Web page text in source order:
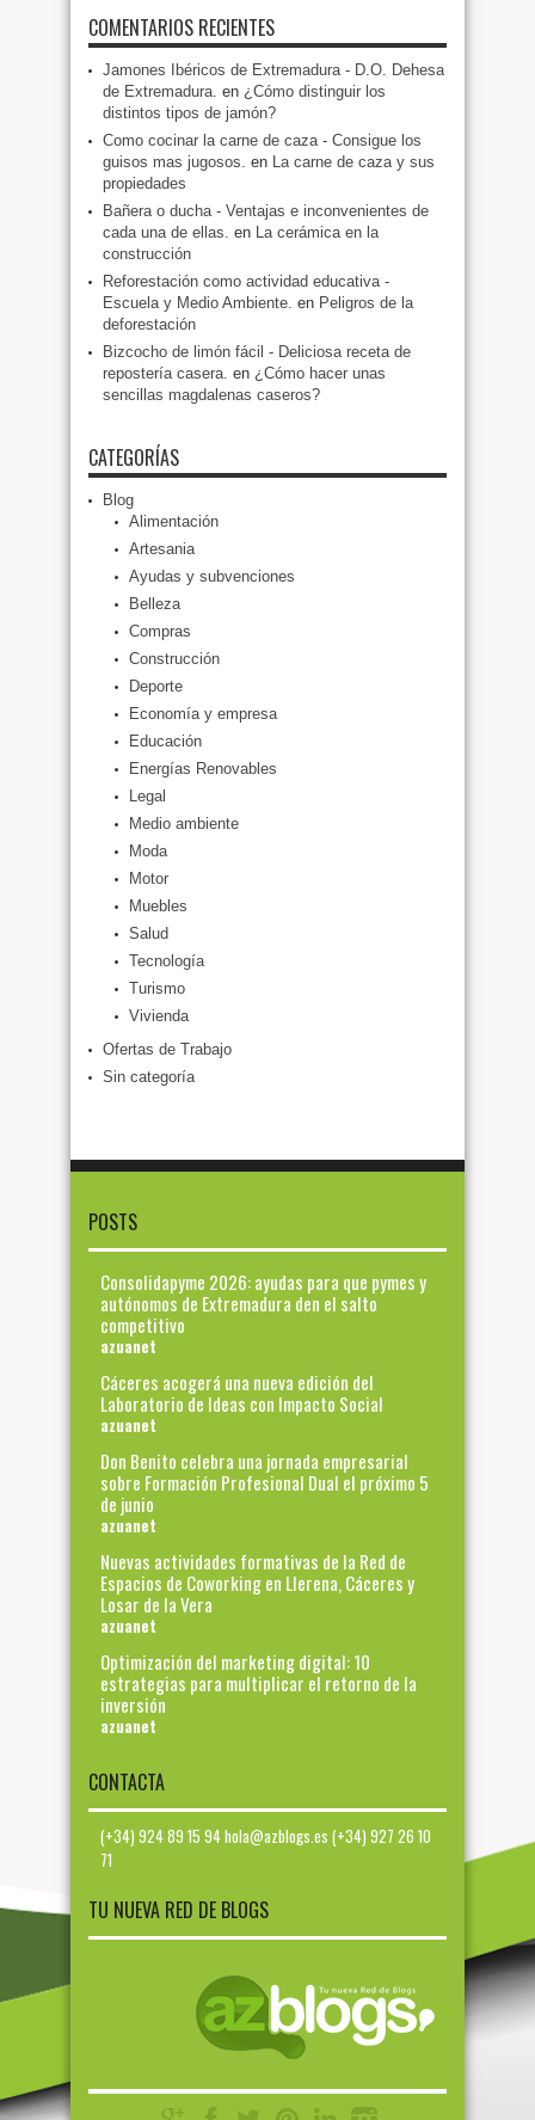
COMENTARIOS RECIENTES
Jamones Ibéricos de Extremadura - D.O. Dehesa
de Extremadura. en ¿Cómo distinguir los
distintos tipos de jamón?
Como cocinar la carne de caza - Consigue los
guisos mas jugosos. en La carne de caza y sus
propiedades
Bañera o ducha - Ventajas e inconvenientes de
cada una de ellas. en La cerámica en la
construcción
Reforestación como actividad educativa -
Escuela y Medio Ambiente. en Peligros de la
deforestación
Bizcocho de limón fácil - Deliciosa receta de
repostería casera. en ¿Cómo hacer unas
sencillas magdalenas caseros?
CATEGORÍAS
Blog
Alimentación
Artesania
Ayudas y subvenciones
Belleza
Compras
Construcción
Deporte
Economía y empresa
Educación
Energías Renovables
Legal
Medio ambiente
Moda
Motor
Muebles
Salud
Tecnología
Turismo
Vivienda
Ofertas de Trabajo
Sin categoría
POSTS
Consolidapyme 2026: ayudas para que pymes y
autónomos de Extremadura den el salto
competitivo
azuanet
Cáceres acogerá una nueva edición del
Laboratorio de Ideas con Impacto Social
azuanet
Don Benito celebra una jornada empresarial
sobre Formación Profesional Dual el próximo 5
de junio
azuanet
Nuevas actividades formativas de la Red de
Espacios de Coworking en Llerena, Cáceres y
Losar de la Vera
azuanet
Optimización del marketing digital: 10
estrategias para multiplicar el retorno de la
inversión
azuanet
CONTACTA
(+34) 924 89 15 94 hola@azblogs.es (+34) 927 26 10
71
TU NUEVA RED DE BLOGS